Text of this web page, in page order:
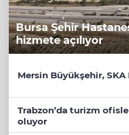
Bursa Şehir
hizmete açılıyor
Mersin Büyükşehir,
Trabzon’da turizm
oluyor